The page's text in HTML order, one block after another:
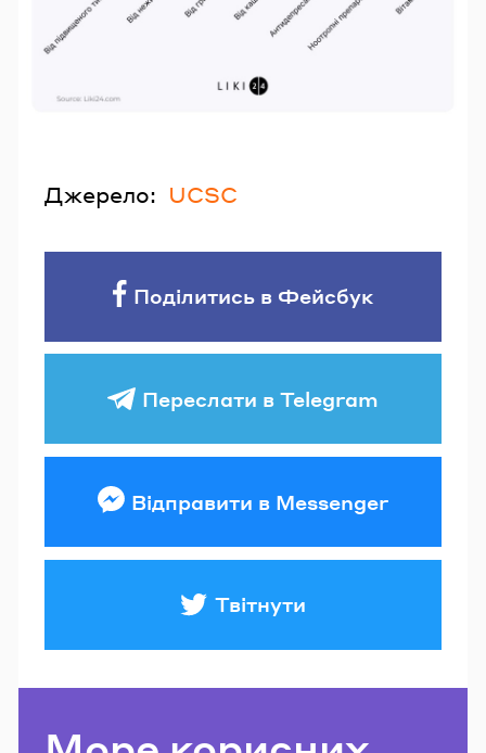
Джерело: UCSC
Поділитись в Фейсбук
Переслати в Telegram
Відправити в Messenger
Твітнути